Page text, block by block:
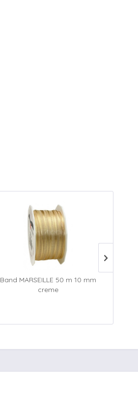
Band MARSEILLE 50 m 10 mm
creme